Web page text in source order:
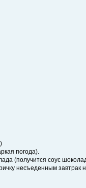
погода).
(получится соус
несъеденным завтрак